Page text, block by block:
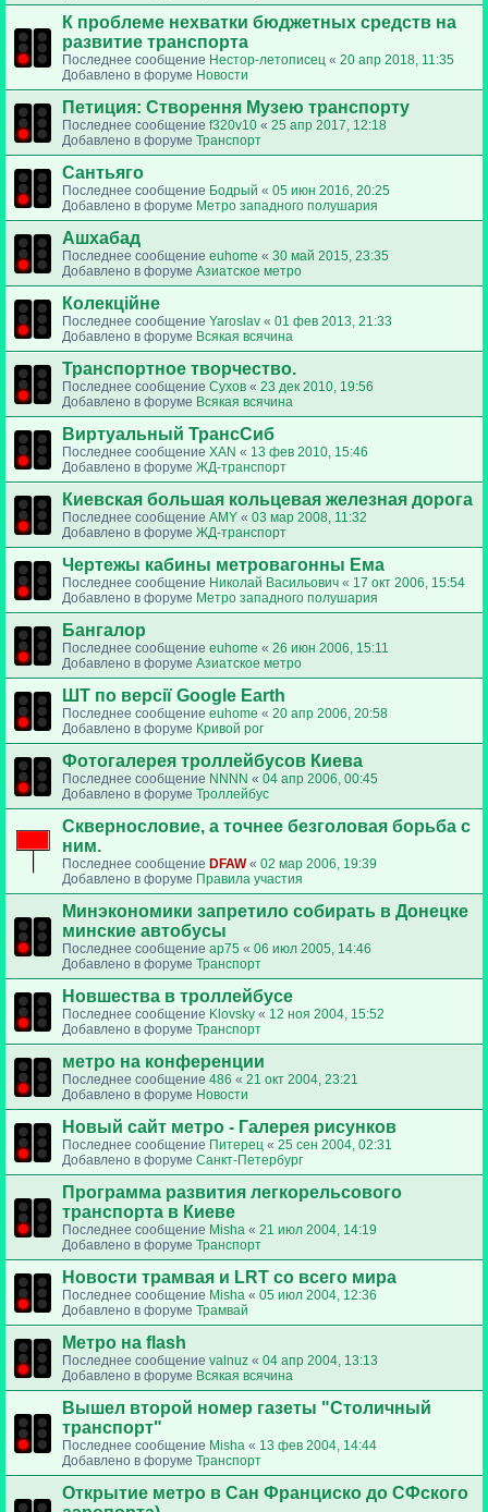
К проблеме нехватки бюджетных средств на
развитие транспорта
Последнее сообщение Нестор-летописец « 20 апр 2018, 11:35
Добавлено в форуме Новости
Петиция: Cтворення Музею транспорту
Последнее сообщение f320v10 « 25 апр 2017, 12:18
Добавлено в форуме Транспорт
Сантьяго
Последнее сообщение Бодрый « 05 июн 2016, 20:25
Добавлено в форуме Метро западного полушария
Ашхабад
Последнее сообщение euhome « 30 май 2015, 23:35
Добавлено в форуме Азиатское метро
Колекційне
Последнее сообщение Yaroslav « 01 фев 2013, 21:33
Добавлено в форуме Всякая всячина
Транспортное творчество.
Последнее сообщение Сухов « 23 дек 2010, 19:56
Добавлено в форуме Всякая всячина
Виртуальный ТрансСиб
Последнее сообщение XAN « 13 фев 2010, 15:46
Добавлено в форуме ЖД-транспорт
Киевская большая кольцевая железная дорога
Последнее сообщение AMY « 03 мар 2008, 11:32
Добавлено в форуме ЖД-транспорт
Чертежы кабины метровагонны Ема
Последнее сообщение Николай Васильович « 17 окт 2006, 15:54
Добавлено в форуме Метро западного полушария
Бангалор
Последнее сообщение euhome « 26 июн 2006, 15:11
Добавлено в форуме Азиатское метро
ШТ по версії Google Earth
Последнее сообщение euhome « 20 апр 2006, 20:58
Добавлено в форуме Кривой рог
Фотогалерея троллейбусов Киева
Последнее сообщение NNNN « 04 апр 2006, 00:45
Добавлено в форуме Троллейбус
Сквернословие, а точнее безголовая борьба с
ним.
Последнее сообщение DFAW« 02 мар 2006, 19:39
Добавлено в форуме Правила участия
Минэкономики запретило собирать в Донецке
минские автобусы
Последнее сообщение ap75 « 06 июл 2005, 14:46
Добавлено в форуме Транспорт
Новшества в троллейбусе
Последнее сообщение Klovsky « 12 ноя 2004, 15:52
Добавлено в форуме Транспорт
метро на конференции
Последнее сообщение 486 « 21 окт 2004, 23:21
Добавлено в форуме Новости
Новый сайт метро - Галерея рисунков
Последнее сообщение Питерец « 25 сен 2004, 02:31
Добавлено в форуме Санкт-Петербург
Программа развития легкорельсового
транспорта в Киеве
Последнее сообщение Misha « 21 июл 2004, 14:19
Добавлено в форуме Транспорт
Новости трамвая и LRT со всего мира
Последнее сообщение Misha « 05 июл 2004, 12:36
Добавлено в форуме Трамвай
Метро на flash
Последнее сообщение valnuz « 04 апр 2004, 13:13
Добавлено в форуме Всякая всячина
Вышел второй номер газеты "Столичный
транспорт"
Последнее сообщение Misha « 13 фев 2004, 14:44
Добавлено в форуме Транспорт
Открытие метро в Сан Франциско до СФского